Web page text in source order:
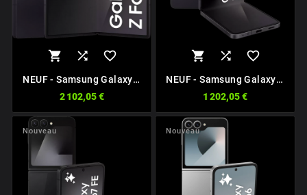
  
NEUF - Samsung Galaxy Z
2 102,05 €
  
NEUF - Samsung Galaxy Z
1 202,05 €
Nouveau Nouveau